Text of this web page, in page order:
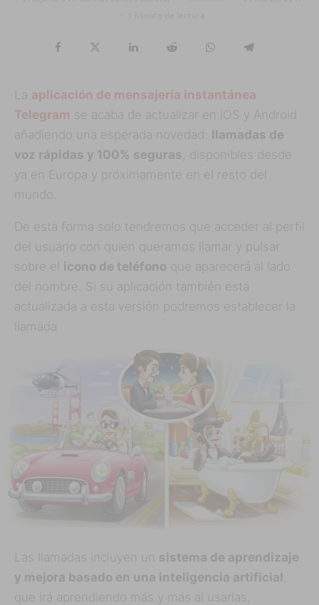
La aplicación de mensajería instantánea
Telegram se acaba de actualizar en iOS y Android
añadiendo una esperada novedad:
llamadas de
voz rápidas y 100% seguras , disponibles desde
ya en Europa y próximamente en el resto del
mundo.
De esta forma solo tendremos que acceder al perfil
del usuario con quien queramos llamar y pulsar
sobre el
icono de teléfono que aparecerá al lado
del nombre. Si su aplicación también está
actualizada a esta versión podremos establecer la
llamada
Las llamadas incluyen un sistema de aprendizaje
y mejora basado en una inteligencia artificial
que irá aprendiendo más y más al usarlas,